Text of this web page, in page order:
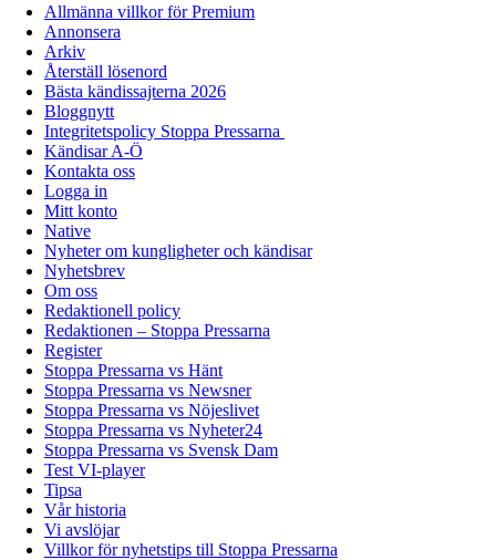
Allmänna villkor för Premium
Annonsera
Arkiv
Återställ lösenord
Bästa kändissajterna 2026
Bloggnytt
Integritetspolicy Stoppa Pressarna
Kändisar A-Ö
Kontakta oss
Logga in
Mitt konto
Native
Nyheter om kungligheter och kändisar
Nyhetsbrev
Om oss
Redaktionell policy
Redaktionen – Stoppa Pressarna
Register
Stoppa Pressarna vs Hänt
Stoppa Pressarna vs Newsner
Stoppa Pressarna vs Nöjeslivet
Stoppa Pressarna vs Nyheter24
Stoppa Pressarna vs Svensk Dam
Test VI-player
Tipsa
Vår historia
Vi avslöjar
Villkor för nyhetstips till Stoppa Pressarna